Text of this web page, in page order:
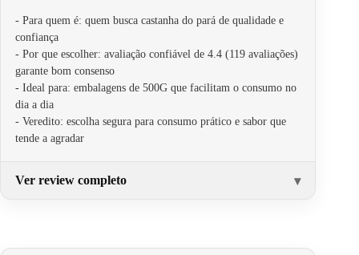
- Para quem é: quem busca castanha do pará de qualidade e
confiança
- Por que escolher: avaliação confiável de 4.4 (119 avaliações)
garante bom consenso
- Ideal para: embalagens de 500G que facilitam o consumo no
dia a dia
- Veredito: escolha segura para consumo prático e sabor que
tende a agradar
Ver review completo